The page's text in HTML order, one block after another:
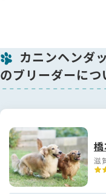
カニンヘンダ
のブリーダーにつ
滋